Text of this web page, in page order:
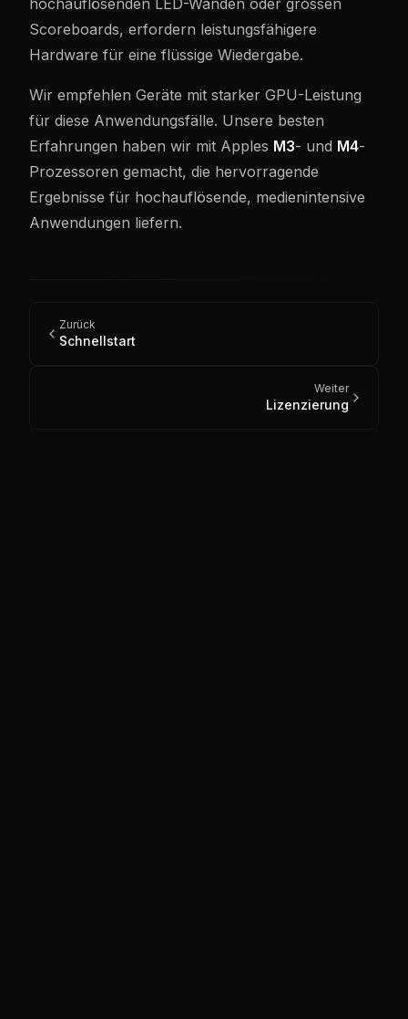
hochauflösenden LED-Wänden oder grossen
Scoreboards, erfordern leistungsfähigere
Hardware für eine flüssige Wiedergabe.
Wir empfehlen Geräte mit starker GPU-Leistung
für diese Anwendungsfälle. Unsere besten
Erfahrungen haben wir mit Apples M3- und M4-
Prozessoren gemacht, die hervorragende
Ergebnisse für hochauflösende, medienintensive
Anwendungen liefern.
Zurück
Schnellstart
Weiter
Lizenzierung